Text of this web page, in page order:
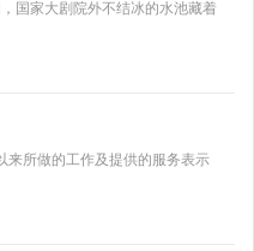
国家大剧院外不结冰的水池藏着
来所做的工作及提供的服务表示